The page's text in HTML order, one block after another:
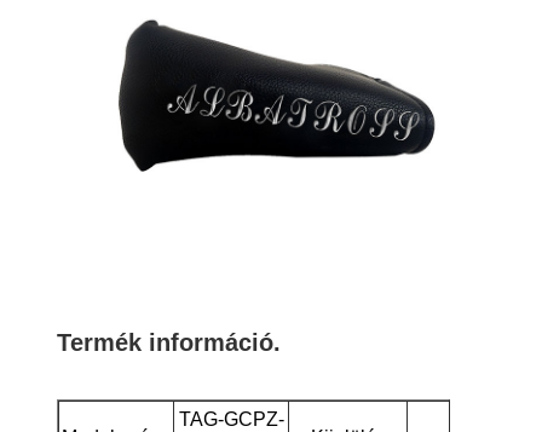
Termék információ.
TAG-GCPZ-